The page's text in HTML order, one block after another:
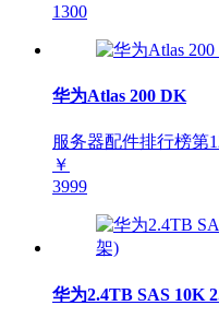
1300
华为Atlas 200 DK
服务器配件排行榜第
￥
3999
华为2.4TB SAS 10K